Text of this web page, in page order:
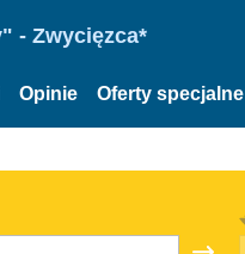
- Zwycięzca*
Opinie Oferty specjalne